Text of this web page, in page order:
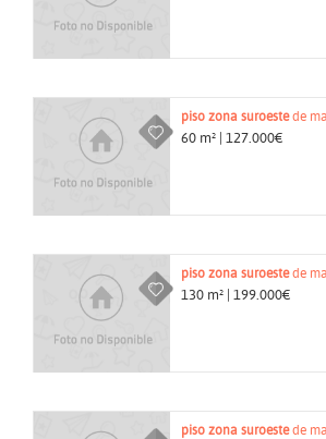
piso zona suroestede
60 m² | 127.000€
piso zona suroestede
130 m² | 199.000€
piso zona suroestede